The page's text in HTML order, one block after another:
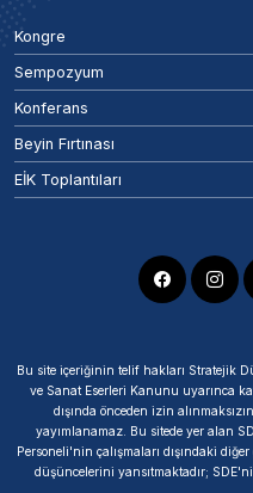
Kongre
Sempozyum
Konferans
Beyin Fırtınası
EİK Toplantıları
Bu site içeriğinin telif hakları Stratejik
ve Sanat Eserleri Kanunu uyarınca
dışında önceden izin
yayımlanamaz. Bu sitede yer alan
Personeli'nin çalışmaları dışındaki
düşüncelerini yansıtmaktadır;